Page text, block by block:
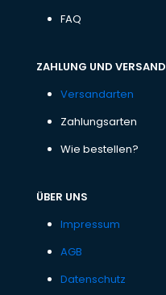
FAQ
ZAHLUNG UND VERSAND
Versandarten
Zahlungsarten
Wie bestellen?
ÜBER UNS
Impressum
AGB
Datenschutz